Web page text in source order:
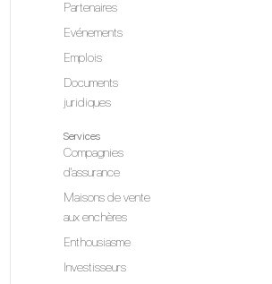
Partenaires
Evénements
Emplois
Documents
juridiques
Services
Compagnies
d'assurance
Maisons de vente
aux enchères
Enthousiasme
Investisseurs